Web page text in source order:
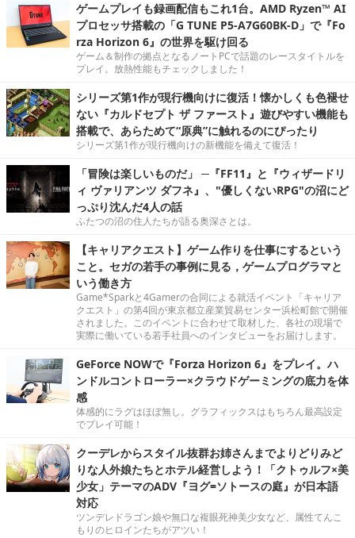
ゲームプレイも録画配信もこれ1台。AMD Ryzen™ AI
プロセッサ搭載の「G TUNE P5-A7G60BK-D」で『Fo
rza Horizon 6』の世界を駆け回る
ゲーム＆制作の拠点となるノートPCで話題のレースタイトルを
プレイ。放熱性能もチェックしました！
シリーズ第1作が現行機向けに復活！懐かしくも色褪せ
ない『カルドセプト ザ ファースト』遊びやすい機能も
搭載で、あらためて“原典”に触れるのにぴったり
シリーズ第1作が現行機向けの新機能を備えて復活！
「冒険は楽しいものだ」 ─『FF11』と『ウィザードリ
ィ ヴァリアンツ ダフネ』、"優しくないRPG"の沼にど
っぷり沈んだ4人の話
ふたつの沼の住人たちが語る奥深さとは。
【キャリアクエスト】ゲーム作りを仕事にするという
こと。セガの若手の事例に見る，ゲームプログラマと
いう働き方
Game*Sparkと4Gamerの合同による就活イベント「キャリア
クエスト」の第4回が東京都立産業貿易センター浜松町館で開催
されました。このイベントに合わせて取材した、各社の現場で
実際に働いている若手社員へのインタビューをお届けします。
GeForce NOWで『Forza Horizon 6』をプレイ。ハ
ンドルコントローラー×クラウドゲーミングの底力を体
感
体感的にラグはほぼ無し。グラフィックスはもちろん最高設定
でプレイ可能！
クーデレからスタイル抜群お姉さんまでよりどりみど
りな人外娘たちとホテル経営しよう！「クトゥルフ×美
少女」テーマのADV『ヨグ=ソトースの庭』が日本語
対応
ツンデレドラゴン娘や無口な複眼死神美少女など、属性てんこ
もりのヒロインたちがアツい！